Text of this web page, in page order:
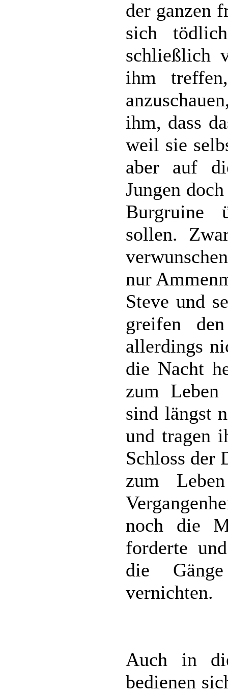
der ganzen
sich
schließlich
ihm
ihm, dass
weil sie
aber auf
Jungen
Burgruine
sollen.
nur
Steve und
greifen
allerdings
die Nacht
zum Leben
sind längst
und tragen
Schloss der
zum
noch die
forderte
die
vernichten.
Auch in
bedienen